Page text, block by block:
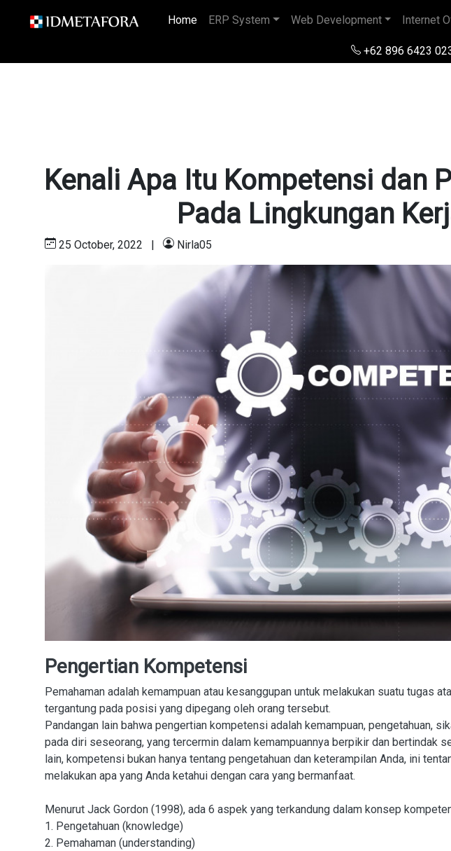
+62 896 6423
Home (current)
ERP System Web Development Internet
Kenali Apa Itu Kompetensi dan
Pada Lingkungan
25 October, 2022 | Nirla05
Pengertian Kompetensi
Pemahaman adalah kemampuan atau kesanggupan untuk melakukan suatu tugas
tergantung pada posisi yang dipegang oleh orang tersebut.
Pandangan lain bahwa pengertian kompetensi adalah kemampuan, pengetahuan,
pada diri seseorang, yang tercermin dalam kemampuannya berpikir dan bertindak
lain, kompetensi bukan hanya tentang pengetahuan dan keterampilan Anda, ini
melakukan apa yang Anda ketahui dengan cara yang bermanfaat.
Menurut Jack Gordon (1998), ada 6 aspek yang terkandung dalam konsep
1. Pengetahuan (knowledge)
2. Pemahaman (understanding)